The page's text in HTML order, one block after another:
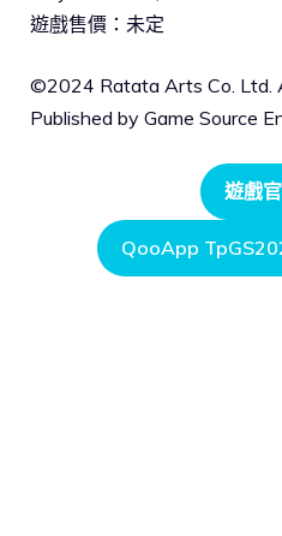
遊戲售價：未定
©2024 Ratata Arts Co. Ltd.
Published by Game Source
遊戲
QooApp